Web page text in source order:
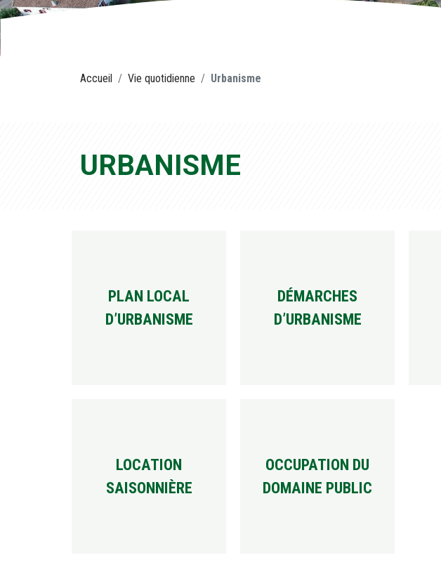
Accueil Vie quotidienne Urbanisme
URBANISME
PLAN LOCAL
D’URBANISME
DÉMARCHES
D’URBANISME
LOCATION
SAISONNIÈRE
OCCUPATION DU
DOMAINE PUBLIC